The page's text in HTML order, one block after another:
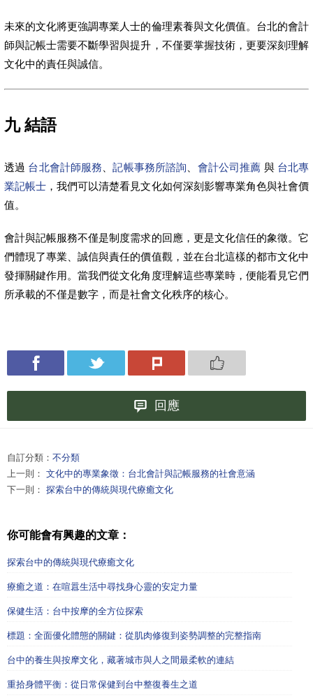
未來的文化將更強調專業人士的倫理素養與文化價值。台北的會計
師與記帳士需要不斷學習與提升，不僅要掌握技術，更要深刻理解
文化中的責任與誠信。
九 結語
透過 台北會計師服務 、記帳事務所諮詢 會計公司推薦 與 台北專
業記帳士 ，我們可以清楚看見文化如何深刻影響專業角色與社會價
值。
會計與記帳服務不僅是制度需求的回應，更是文化信任的象徵。它
們體現了專業、誠信與責任的價值觀，並在台北這樣的都市文化中
發揮關鍵作用。當我們從文化角度理解這些專業時，便能看見它們
所承載的不僅是數字，而是社會文化秩序的核心。
回應
自訂分類： 不分類
上一則： 文化中的專業象徵：台北會計與記帳服務的社會意涵
下一則： 探索台中的傳統與現代療癒文化
你可能會有興趣的文章：
探索台中的傳統與現代療癒文化
療癒之道：在喧囂生活中尋找身心靈的安定力量
保健生活：台中按摩的全方位探索
標題：全面優化體態的關鍵：從肌肉修復到姿勢調整的完整指南
台中的養生與按摩文化，藏著城市與人之間最柔軟的連結
重拾身體平衡：從日常保健到台中整復養生之道